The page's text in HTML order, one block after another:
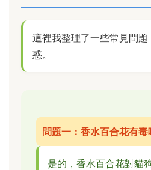
這裡我整理了一些常見問
惑。
問題一：香水百合花有毒
是的，香水百合花對貓